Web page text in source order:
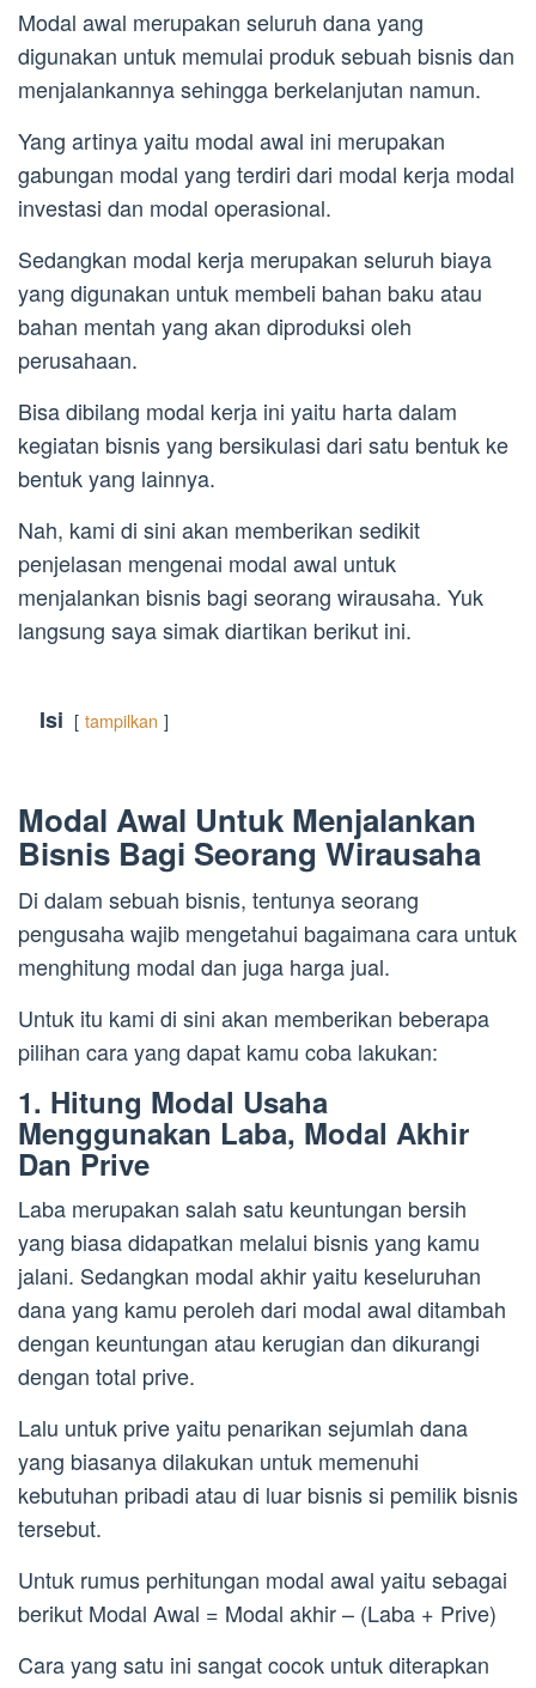
Modal awal merupakan seluruh dana yang
digunakan untuk memulai produk sebuah bisnis dan
menjalankannya sehingga berkelanjutan namun.
Yang artinya yaitu modal awal ini merupakan
gabungan modal yang terdiri dari modal kerja modal
investasi dan modal operasional.
Sedangkan modal kerja merupakan seluruh biaya
yang digunakan untuk membeli bahan baku atau
bahan mentah yang akan diproduksi oleh
perusahaan.
Bisa dibilang modal kerja ini yaitu harta dalam
kegiatan bisnis yang bersikulasi dari satu bentuk ke
bentuk yang lainnya.
Nah, kami di sini akan memberikan sedikit
penjelasan mengenai modal awal untuk
menjalankan bisnis bagi seorang wirausaha. Yuk
langsung saya simak diartikan berikut ini.
Isi tampilkan
Modal Awal Untuk Menjalankan
Bisnis Bagi Seorang Wirausaha
Di dalam sebuah bisnis, tentunya seorang
pengusaha wajib mengetahui bagaimana cara untuk
menghitung modal dan juga harga jual.
Untuk itu kami di sini akan memberikan beberapa
pilihan cara yang dapat kamu coba lakukan:
1. Hitung Modal Usaha
Menggunakan Laba, Modal Akhir
Dan Prive
Laba merupakan salah satu keuntungan bersih
yang biasa didapatkan melalui bisnis yang kamu
jalani. Sedangkan modal akhir yaitu keseluruhan
dana yang kamu peroleh dari modal awal ditambah
dengan keuntungan atau kerugian dan dikurangi
dengan total prive.
Lalu untuk prive yaitu penarikan sejumlah dana
yang biasanya dilakukan untuk memenuhi
kebutuhan pribadi atau di luar bisnis si pemilik bisnis
tersebut.
Untuk rumus perhitungan modal awal yaitu sebagai
berikut Modal Awal = Modal akhir – (Laba + Prive)
Cara yang satu ini sangat cocok untuk diterapkan